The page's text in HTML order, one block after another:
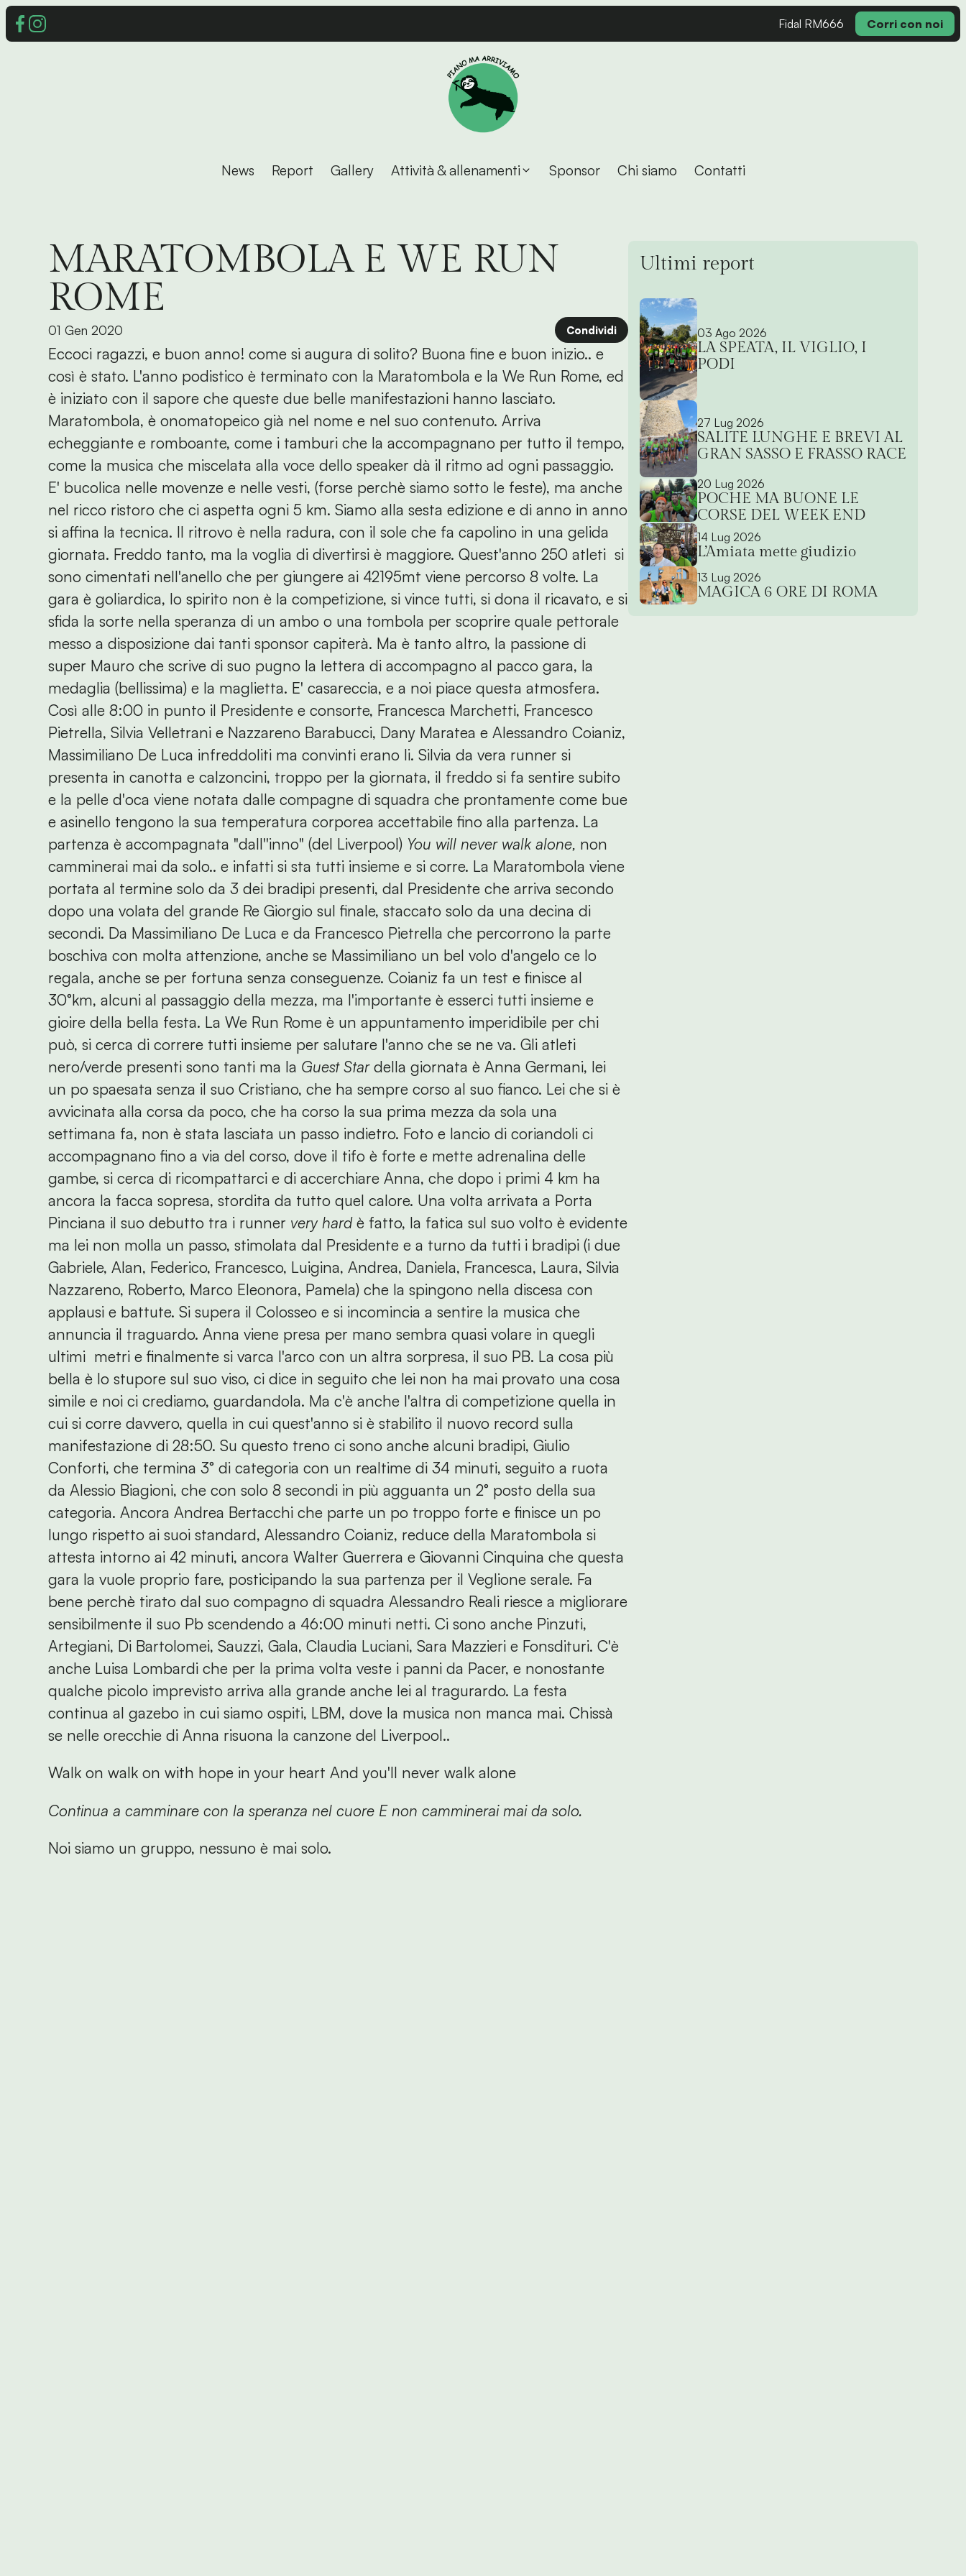
Fidal RM666 Corri con noi
News Report Gallery Attività & allenamenti Sponsor Chi siamo Contatti
MARATOMBOLA E WE RUN
ROME
01 Gen 2020 Condividi
Eccoci ragazzi, e buon anno! come si augura di solito? Buona fine e buon inizio.. e
così è stato. L'anno podistico è terminato con la Maratombola e la We Run Rome, ed
è iniziato con il sapore che queste due belle manifestazioni hanno lasciato.
Maratombola, è onomatopeico già nel nome e nel suo contenuto. Arriva
echeggiante e romboante, come i tamburi che la accompagnano per tutto il tempo,
come la musica che miscelata alla voce dello speaker dà il ritmo ad ogni passaggio.
E' bucolica nelle movenze e nelle vesti, (forse perchè siamo sotto le feste), ma anche
nel ricco ristoro che ci aspetta ogni 5 km. Siamo alla sesta edizione e di anno in anno
si affina la tecnica. Il ritrovo è nella radura, con il sole che fa capolino in una gelida
giornata. Freddo tanto, ma la voglia di divertirsi è maggiore. Quest'anno 250 atleti si
sono cimentati nell'anello che per giungere ai 42195mt viene percorso 8 volte. La
gara è goliardica, lo spirito non è la competizione, si vince tutti, si dona il ricavato, e si
sfida la sorte nella speranza di un ambo o una tombola per scoprire quale pettorale
messo a disposizione dai tanti sponsor capiterà. Ma è tanto altro, la passione di
super Mauro che scrive di suo pugno la lettera di accompagno al pacco gara, la
medaglia (bellissima) e la maglietta. E' casareccia, e a noi piace questa atmosfera.
Così alle 8:00 in punto il Presidente e consorte, Francesca Marchetti, Francesco
Pietrella, Silvia Velletrani e Nazzareno Barabucci, Dany Maratea e Alessandro Coianiz,
Massimiliano De Luca infreddoliti ma convinti erano li. Silvia da vera runner si
presenta in canotta e calzoncini, troppo per la giornata, il freddo si fa sentire subito
e la pelle d'oca viene notata dalle compagne di squadra che prontamente come bue
e asinello tengono la sua temperatura corporea accettabile fino alla partenza. La
partenza è accompagnata "dall''inno" (del Liverpool) You will never walk alone, non
camminerai mai da solo.. e infatti si sta tutti insieme e si corre. La Maratombola viene
portata al termine solo da 3 dei bradipi presenti, dal Presidente che arriva secondo
dopo una volata del grande Re Giorgio sul finale, staccato solo da una decina di
secondi. Da Massimiliano De Luca e da Francesco Pietrella che percorrono la parte
boschiva con molta attenzione, anche se Massimiliano un bel volo d'angelo ce lo
regala, anche se per fortuna senza conseguenze. Coianiz fa un test e finisce al
30°km, alcuni al passaggio della mezza, ma l'importante è esserci tutti insieme e
gioire della bella festa. La We Run Rome è un appuntamento imperidibile per chi
può, si cerca di correre tutti insieme per salutare l'anno che se ne va. Gli atleti
nero/verde presenti sono tanti ma la Guest Stardella giornata è Anna Germani, lei
un po spaesata senza il suo Cristiano, che ha sempre corso al suo fianco. Lei che si è
avvicinata alla corsa da poco, che ha corso la sua prima mezza da sola una
settimana fa, non è stata lasciata un passo indietro. Foto e lancio di coriandoli ci
accompagnano fino a via del corso, dove il tifo è forte e mette adrenalina delle
gambe, si cerca di ricompattarci e di accerchiare Anna, che dopo i primi 4 km ha
ancora la facca sopresa, stordita da tutto quel calore. Una volta arrivata a Porta
Pinciana il suo debutto tra i runner very hardè fatto, la fatica sul suo volto è evidente
ma lei non molla un passo, stimolata dal Presidente e a turno da tutti i bradipi (i due
Gabriele, Alan, Federico, Francesco, Luigina, Andrea, Daniela, Francesca, Laura, Silvia
Nazzareno, Roberto, Marco Eleonora, Pamela) che la spingono nella discesa con
applausi e battute. Si supera il Colosseo e si incomincia a sentire la musica che
annuncia il traguardo. Anna viene presa per mano sembra quasi volare in quegli
ultimi metri e finalmente si varca l'arco con un altra sorpresa, il suo PB. La cosa più
bella è lo stupore sul suo viso, ci dice in seguito che lei non ha mai provato una cosa
simile e noi ci crediamo, guardandola. Ma c'è anche l'altra di competizione quella in
cui si corre davvero, quella in cui quest'anno si è stabilito il nuovo record sulla
manifestazione di 28:50. Su questo treno ci sono anche alcuni bradipi, Giulio
Conforti, che termina 3° di categoria con un realtime di 34 minuti, seguito a ruota
da Alessio Biagioni, che con solo 8 secondi in più agguanta un 2° posto della sua
categoria. Ancora Andrea Bertacchi che parte un po troppo forte e finisce un po
lungo rispetto ai suoi standard, Alessandro Coianiz, reduce della Maratombola si
attesta intorno ai 42 minuti, ancora Walter Guerrera e Giovanni Cinquina che questa
gara la vuole proprio fare, posticipando la sua partenza per il Veglione serale. Fa
bene perchè tirato dal suo compagno di squadra Alessandro Reali riesce a migliorare
sensibilmente il suo Pb scendendo a 46:00 minuti netti. Ci sono anche Pinzuti,
Artegiani, Di Bartolomei, Sauzzi, Gala, Claudia Luciani, Sara Mazzieri e Fonsdituri. C'è
anche Luisa Lombardi che per la prima volta veste i panni da Pacer, e nonostante
qualche picolo imprevisto arriva alla grande anche lei al tragurardo. La festa
continua al gazebo in cui siamo ospiti, LBM, dove la musica non manca mai. Chissà
se nelle orecchie di Anna risuona la canzone del Liverpool..
Walk on walk on with hope in your heart And you'll never walk alone
Continua a camminare con la speranza nel cuore E non camminerai mai da solo.
Noi siamo un gruppo, nessuno è mai solo.
Ultimi report
03 Ago 2026
LA SPEATA, IL VIGLIO, I
PODI
27 Lug 2026
SALITE LUNGHE E BREVI AL
GRAN SASSO E FRASSO RACE
20 Lug 2026
POCHE MA BUONE LE
CORSE DEL WEEK END
14 Lug 2026
L’Amiata mette giudizio
13 Lug 2026
MAGICA 6 ORE DI ROMA